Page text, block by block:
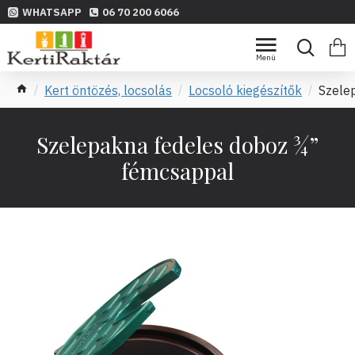
WHATSAPP 06 70 200 6066
Kert öntözés, locsolás Locsoló kiegészítők
Szelepakna fedeles doboz ¾”
fémcsappal